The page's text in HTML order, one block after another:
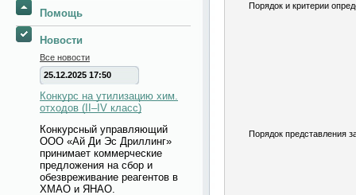
Помощь
Новости
Все новости
25.12.2025 17:50
Конкурс на утилизацию хим.
отходов (II–IV класс)
Конкурсный управляющий
ООО «Ай Ди Эс Дриллинг»
принимает коммерческие
предложения на сбор и
обезвреживание реагентов в
ХМАО и ЯНАО.
Порядок и критерии
Порядок представления